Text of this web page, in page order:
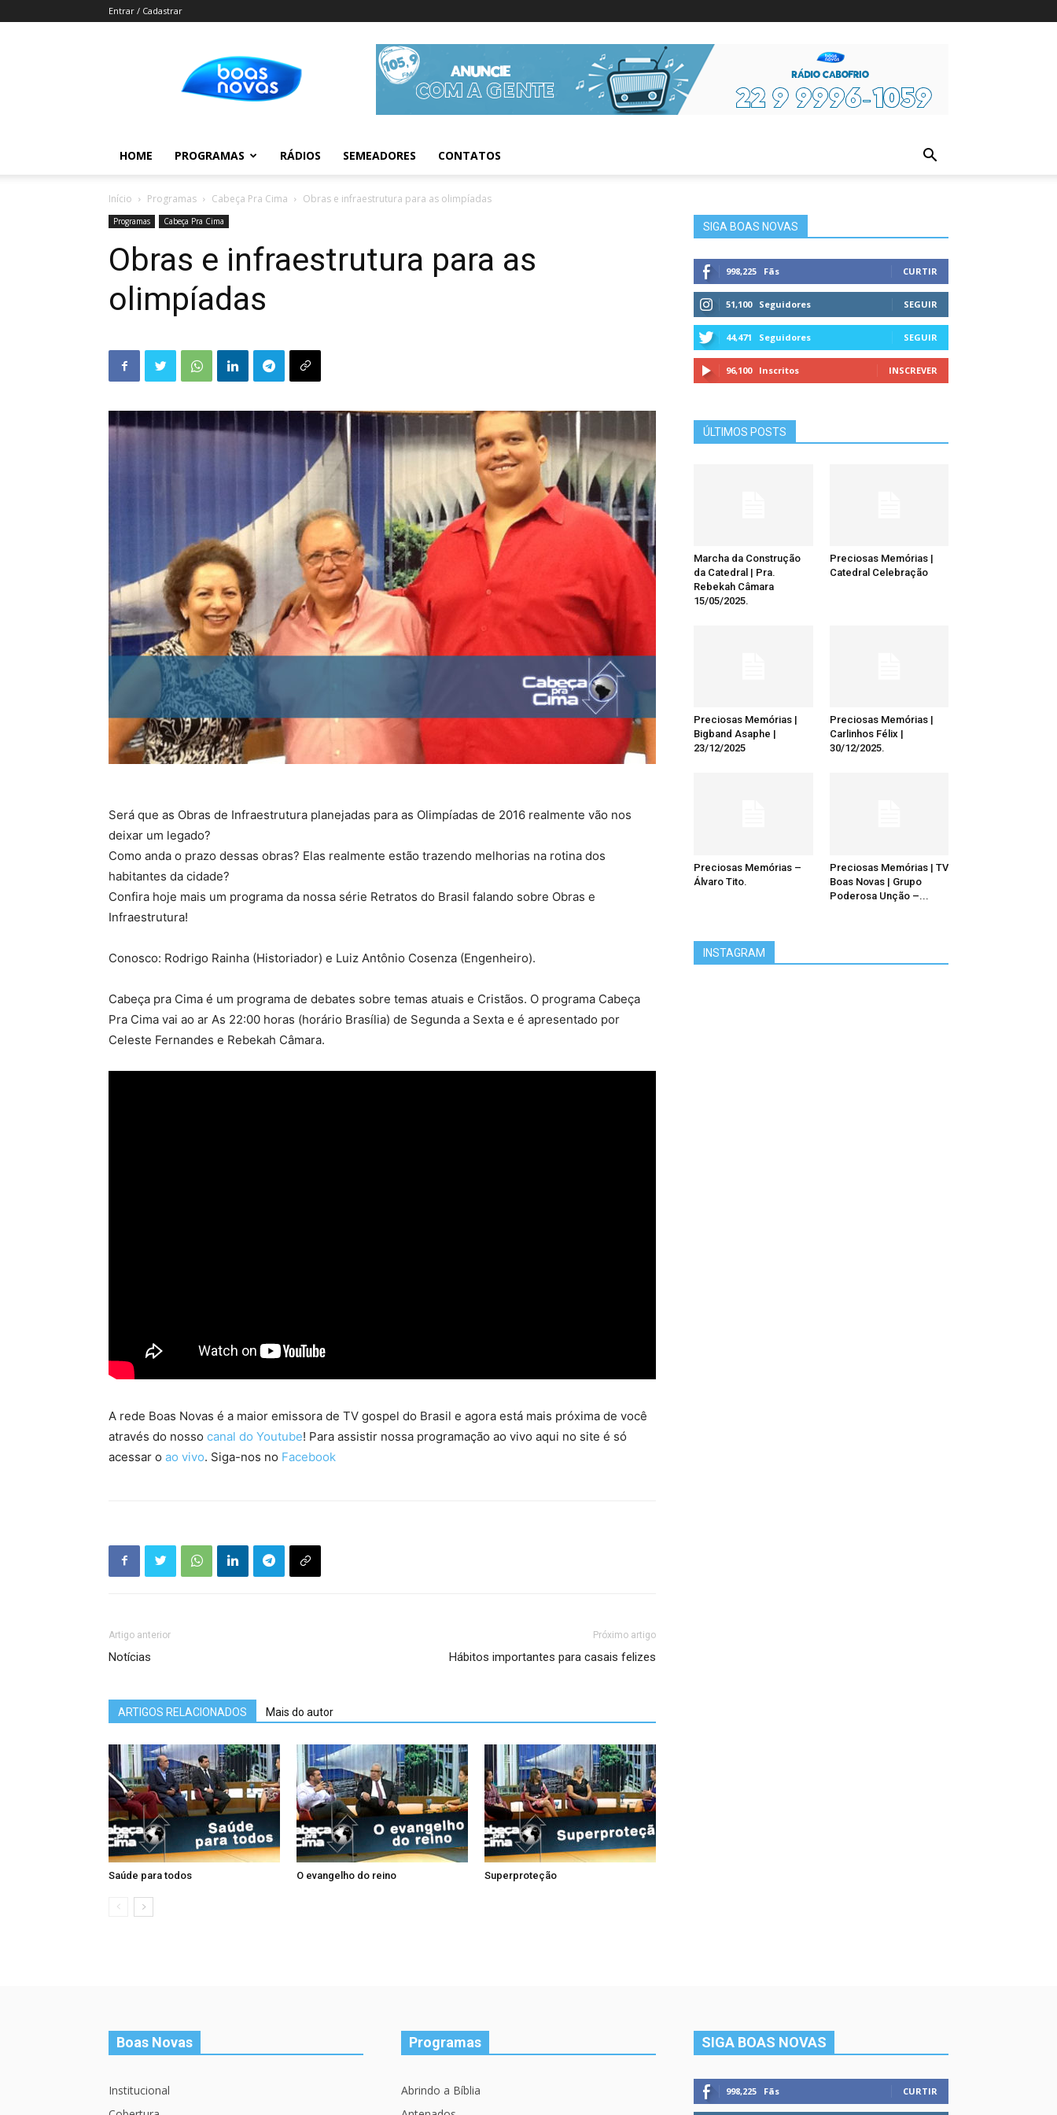
Entrar / Cadastrar
Novas
Informações da Figura
HOME PROGRAMAS RÁDIOS SEMEADORES CONTATOS
Início Programas Cabeça Pra Cima Obras e infraestrutura para as olimpíadas
Programas Cabeça Pra Cima
Obras e infraestrutura para as
olimpíadas
Será que as Obras de Infraestrutura planejadas para as Olimpíadas de 2016 realmente vão nos
deixar um legado?
Como anda o prazo dessas obras? Elas realmente estão trazendo melhorias na rotina dos
habitantes da cidade?
Confira hoje mais um programa da nossa série ‪‎Retratos do Brasil‬ falando sobre Obras e
Infraestrutura!
Conosco: Rodrigo Rainha (Historiador) e Luiz Antônio Cosenza (Engenheiro).
Cabeça pra Cima é um programa de debates sobre temas atuais e Cristãos. O programa Cabeça
Pra Cima vai ao ar As 22:00 horas (horário Brasília) de Segunda a Sexta e é apresentado por
Celeste Fernandes e Rebekah Câmara.
A rede Boas Novas é a maior emissora de TV gospel do Brasil e agora está mais próxima de você
através do nosso canal do Youtube! Para assistir nossa programação ao vivo aqui no site é só
acessar o ao vivo. Siga-nos no Facebook
Artigo anterior
Notícias
Próximo artigo
Hábitos importantes para casais felizes
ARTIGOS RELACIONADOS Mais do autor
Saúde para todos O evangelho do reino Superproteção
SIGA BOAS NOVAS
998,225 Fãs CURTIR
51,100 Seguidores SEGUIR
44,471 Seguidores SEGUIR
96,100 Inscritos INSCREVER
ÚLTIMOS POSTS
Marcha da Construção
da Catedral | Pra.
Rebekah Câmara
15/05/2025.
Preciosas Memórias |
Catedral Celebração
Preciosas Memórias |
Bigband Asaphe |
23/12/2025
Preciosas Memórias |
Carlinhos Félix |
30/12/2025.
Preciosas Memórias –
Álvaro Tito.
Preciosas Memórias | TV
Boas Novas | Grupo
Poderosa Unção –...
INSTAGRAM
Boas Novas
Institucional
Programas
Abrindo a Bíblia
SIGA BOAS NOVAS
998,225 Fãs CURTIR